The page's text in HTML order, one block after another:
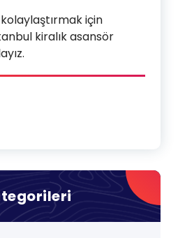
için
kiralık asansör